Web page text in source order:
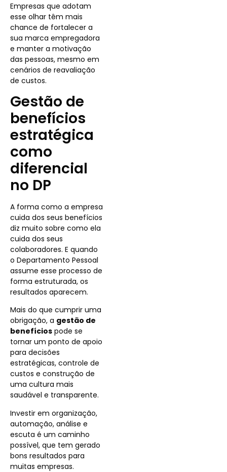
Empresas que adotam
esse olhar têm mais
chance de fortalecer a
sua marca empregadora
e manter a motivação
das pessoas, mesmo em
cenários de reavaliação
de custos.
Gestão de
benefícios
estratégica
como
diferencial
no DP
A forma como a empresa
cuida dos seus benefícios
diz muito sobre como ela
cuida dos seus
colaboradores. E quando
o Departamento Pessoal
assume esse processo de
forma estruturada, os
resultados aparecem.
Mais do que cumprir uma
obrigação, a gestão de
benefícios pode se
tornar um ponto de apoio
para decisões
estratégicas, controle de
custos e construção de
uma cultura mais
saudável e transparente.
Investir em organização,
automação, análise e
escuta é um caminho
possível, que tem gerado
bons resultados para
muitas empresas.